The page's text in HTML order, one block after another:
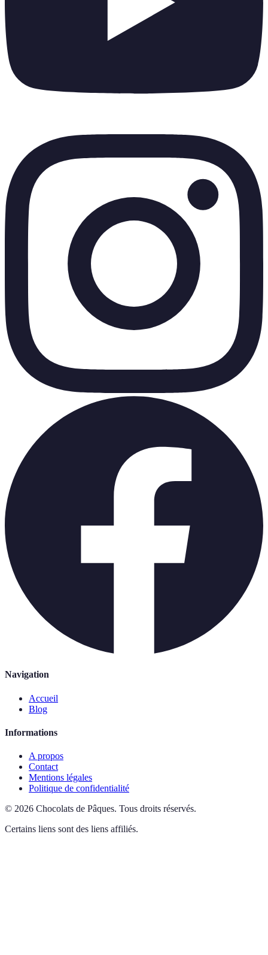
Navigation
Accueil
Blog
Informations
A propos
Contact
Mentions légales
Politique de confidentialité
© 2026 Chocolats de Pâques. Tous droits réservés.
Certains liens sont des liens affiliés.